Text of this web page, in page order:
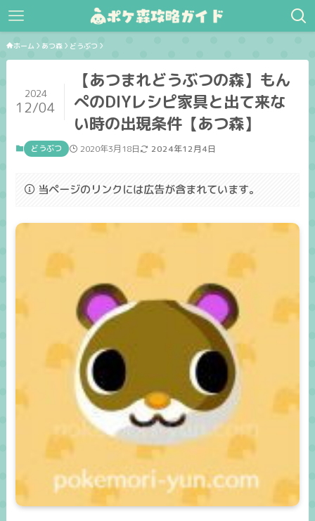
ホーム あつ森 どうぶつ
【あつまれどうぶつの森】もん
ぺのDIYレシピ家具と出て来な
い時の出現条件【あつ森】
2024
12/04
どうぶつ 2020年3月18日 2024年12月4日
当ページのリンクには広告が含まれています。